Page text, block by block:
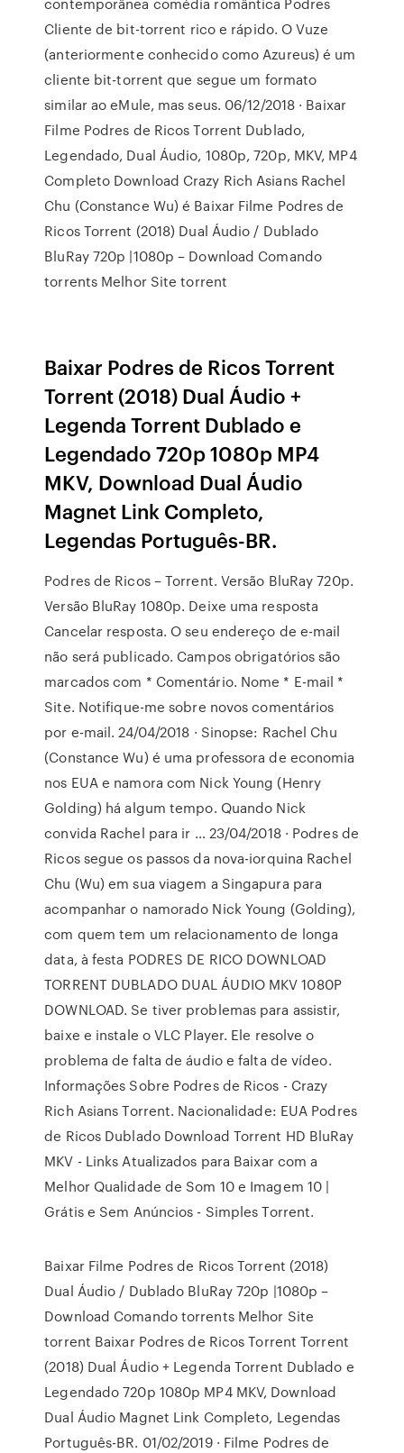
Cliente de bit-torrent rico e rápido. O Vuze
(anteriormente conhecido como Azureus) é um
cliente bit-torrent que segue um formato
similar ao eMule, mas seus. 06/12/2018 · Baixar
Filme Podres de Ricos Torrent Dublado,
Legendado, Dual Áudio, 1080p, 720p, MKV, MP4
Completo Download Crazy Rich Asians Rachel
Chu (Constance Wu) é Baixar Filme Podres de
Ricos Torrent (2018) Dual Áudio / Dublado
BluRay 720p |1080p – Download Comando
torrents Melhor Site torrent
Baixar Podres de Ricos Torrent
Torrent (2018) Dual Áudio +
Legenda Torrent Dublado e
Legendado 720p 1080p MP4
MKV, Download Dual Áudio
Magnet Link Completo,
Legendas Português-BR.
Podres de Ricos – Torrent. Versão BluRay 720p.
Versão BluRay 1080p. Deixe uma resposta
Cancelar resposta. O seu endereço de e-mail
não será publicado. Campos obrigatórios são
marcados com * Comentário. Nome * E-mail *
Site. Notifique-me sobre novos comentários
por e-mail. 24/04/2018 · Sinopse: Rachel Chu
(Constance Wu) é uma professora de economia
nos EUA e namora com Nick Young (Henry
Golding) há algum tempo. Quando Nick
convida Rachel para ir … 23/04/2018 · Podres de
Ricos segue os passos da nova-iorquina Rachel
Chu (Wu) em sua viagem a Singapura para
acompanhar o namorado Nick Young (Golding),
com quem tem um relacionamento de longa
data, à festa PODRES DE RICO DOWNLOAD
TORRENT DUBLADO DUAL ÁUDIO MKV 1080P
DOWNLOAD. Se tiver problemas para assistir,
baixe e instale o VLC Player. Ele resolve o
problema de falta de áudio e falta de vídeo.
Informações Sobre Podres de Ricos - Crazy
Rich Asians Torrent. Nacionalidade: EUA Podres
de Ricos Dublado Download Torrent HD BluRay
MKV - Links Atualizados para Baixar com a
Melhor Qualidade de Som 10 e Imagem 10 |
Grátis e Sem Anúncios - Simples Torrent.
Baixar Filme Podres de Ricos Torrent (2018)
Dual Áudio / Dublado BluRay 720p |1080p –
Download Comando torrents Melhor Site
torrent Baixar Podres de Ricos Torrent Torrent
(2018) Dual Áudio + Legenda Torrent Dublado e
Legendado 720p 1080p MP4 MKV, Download
Dual Áudio Magnet Link Completo, Legendas
Português-BR. 01/02/2019 · Filme Podres de